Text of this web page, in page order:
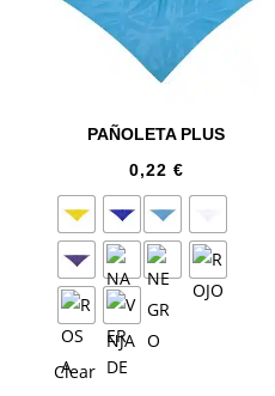
PAÑOLETA PLUS
0,22 €
Clear